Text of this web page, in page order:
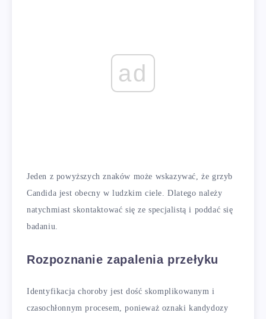
ad
Jeden z powyższych znaków może wskazywać, że grzyb
Candida jest obecny w ludzkim ciele. Dlatego należy
natychmiast skontaktować się ze specjalistą i poddać się
badaniu.
Rozpoznanie zapalenia przełyku
Identyfikacja choroby jest dość skomplikowanym i
czasochłonnym procesem, ponieważ oznaki kandydozy